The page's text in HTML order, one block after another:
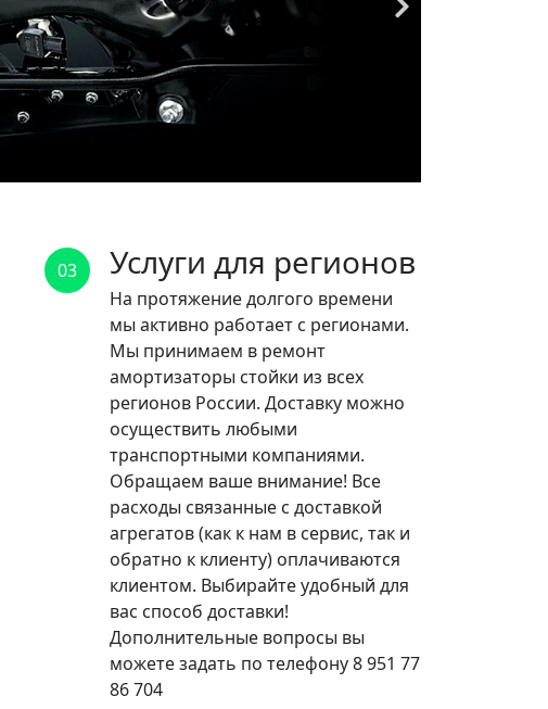
03 Услуги для регионов
На протяжение долгого времени
мы активно работает с регионами.
Мы принимаем в ремонт
амортизаторы стойки из всех
регионов России. Доставку можно
осуществить любыми
транспортными компаниями.
Обращаем ваше внимание! Все
расходы связанные с доставкой
агрегатов (как к нам в сервис, так и
обратно к клиенту) оплачиваются
клиентом. Выбирайте удобный для
вас способ доставки!
Дополнительные вопросы вы
можете задать по телефону 8 951 77
86 704